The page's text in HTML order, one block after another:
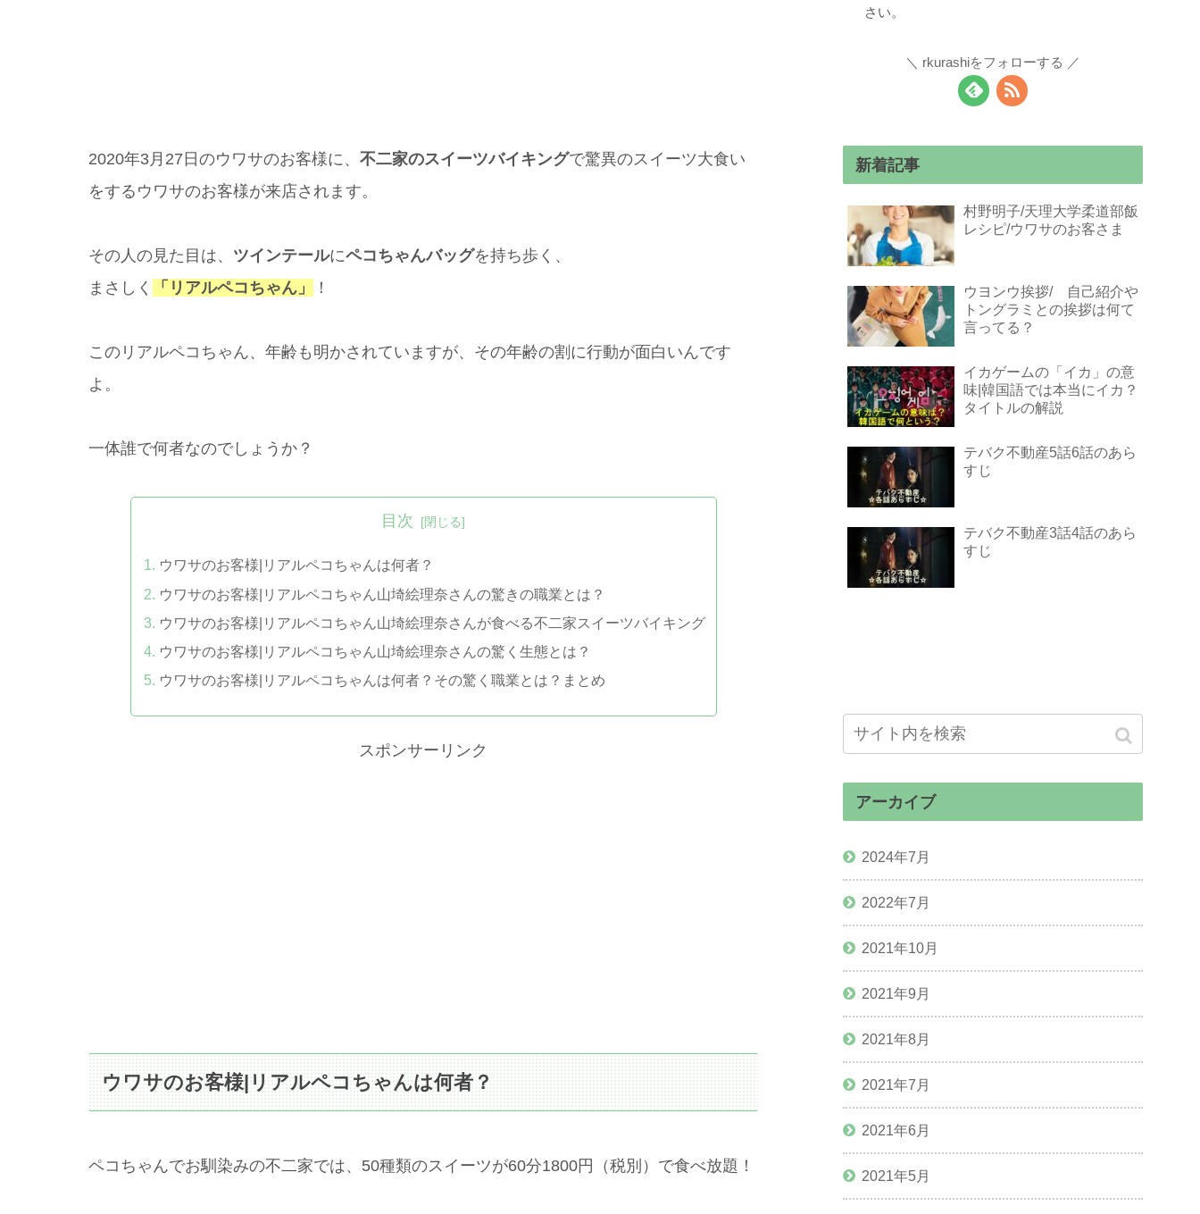
2020年3月27日のウワサのお客様に、 不二家のスイーツバイキングで驚異のスイーツ大食い
をするウワサのお客様が来店されます。
その人の見た目は、 ツインテールにペコちゃんバッグを持ち歩く、
まさしく
「リアルペコちゃん」 ！
このリアルペコちゃん、年齢も明かされていますが、その年齢の割に行動が面白いんです
よ。
一体誰で何者なのでしょうか？
目次
ウワサのお客様|リアルペコちゃんは何者？
ウワサのお客様|リアルペコちゃん山埼絵理奈さんの驚きの職業とは？
ウワサのお客様|リアルペコちゃん山埼絵理奈さんが食べる不二家スイーツバイキング
ウワサのお客様|リアルペコちゃん山埼絵理奈さんの驚く生態とは？
ウワサのお客様|リアルペコちゃんは何者？その驚く職業とは？まとめ
スポンサーリンク
ウワサのお客様|リアルペコちゃんは何者？
ペコちゃんでお馴染みの不二家では、50種類のスイーツが60分1800円（税別）で食べ放題！
さい。
rkurashiをフォローする
新着記事
村野明子/天理大学柔道部飯
レシピ/ウワサのお客さま
ウヨンウ挨拶/ 自己紹介や
トングラミとの挨拶は何て
言ってる？
イカゲームの「イカ」の意
味|韓国語では本当にイカ？
タイトルの解説
テバク不動産5話6話のあら
すじ
テバク不動産3話4話のあら
すじ
アーカイブ
2024年7月
2022年7月
2021年10月
2021年9月
2021年8月
2021年7月
2021年6月
2021年5月